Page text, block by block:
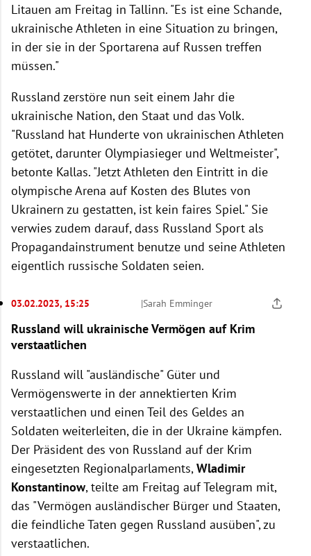
Litauen am Freitag in Tallinn. "Es ist eine Schande,
ukrainische Athleten in eine Situation zu bringen,
in der sie in der Sportarena auf Russen treffen
müssen."
Russland zerstöre nun seit einem Jahr die
ukrainische Nation, den Staat und das Volk.
"Russland hat Hunderte von ukrainischen Athleten
getötet, darunter Olympiasieger und Weltmeister",
betonte Kallas. "Jetzt Athleten den Eintritt in die
olympische Arena auf Kosten des Blutes von
Ukrainern zu gestatten, ist kein faires Spiel." Sie
verwies zudem darauf, dass Russland Sport als
Propagandainstrument benutze und seine Athleten
eigentlich russische Soldaten seien.
03.02.2023, 15:25 |Sarah Emminger
Russland will ukrainische Vermögen auf Krim
verstaatlichen
Russland will "ausländische" Güter und
Vermögenswerte in der annektierten Krim
verstaatlichen und einen Teil des Geldes an
Soldaten weiterleiten, die in der Ukraine kämpfen.
Der Präsident des von Russland auf der Krim
eingesetzten Regionalparlaments,Wladimir
Konstantinow, teilte am Freitag auf Telegram mit,
das "Vermögen ausländischer Bürger und Staaten,
die feindliche Taten gegen Russland ausüben", zu
verstaatlichen.